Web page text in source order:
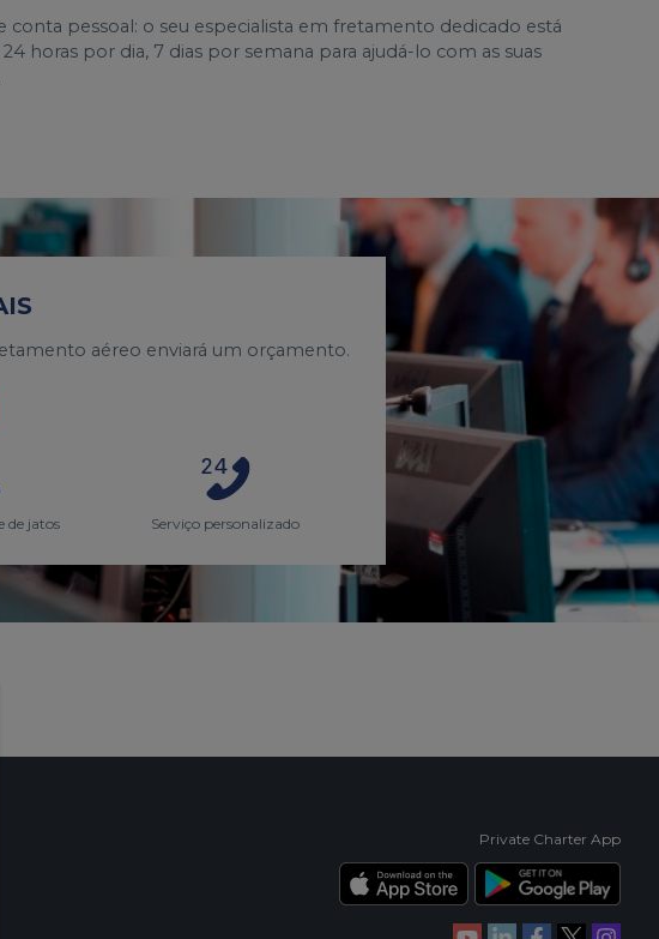
conta pessoal: o seu especialista em fretamento dedicado está
horas por dia, 7 dias por semana para ajudá-lo com as suas
aéreo enviará um orçamento.
de jatos Serviço personalizado
Private Charter App